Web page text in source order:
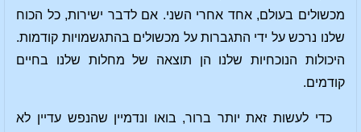
מכשולים בעולם, אחד אחרי השני. אם לדבר ישירות, כל הכוח
שלנו נרכש על ידי התגברות על מכשולים בהתגשמויות קודמות.
היכולות הנוכחיות שלנו הן תוצאה של מחלות שלנו בחיים
קודמים.
כדי לעשות זאת יותר ברור, בואו ונדמיין שהנפש עדיין לא